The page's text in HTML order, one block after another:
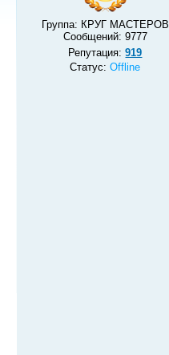
Группа: КРУГ МАСТЕРОВ
Сообщений: 9777
Репутация:919
Статус:Offline